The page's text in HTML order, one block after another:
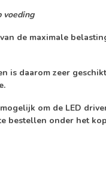
voeding
de maximale
is daarom zeer
om de LED
bestellen onder het